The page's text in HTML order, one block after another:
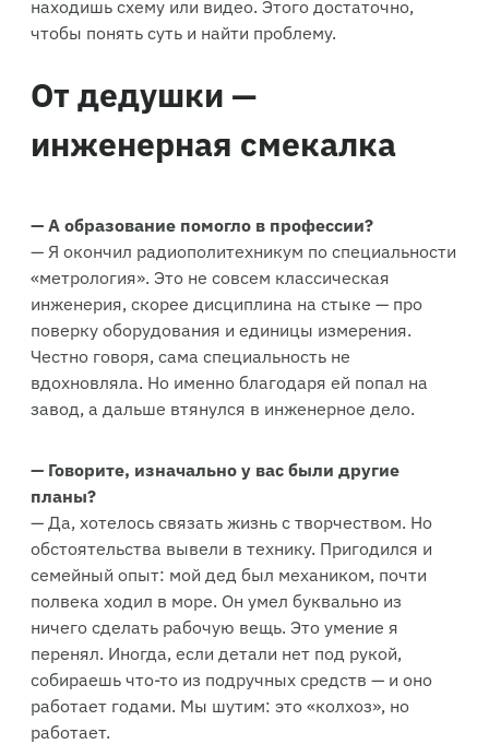
находишь схему или видео. Этого достаточно,
чтобы понять суть и найти проблему.
От дедушки —
инженерная смекалка
— А образование помогло в профессии?
— Я окончил радиополитехникум по специальности
«метрология». Это не совсем классическая
инженерия, скорее дисциплина на стыке — про
поверку оборудования и единицы измерения.
Честно говоря, сама специальность не
вдохновляла. Но именно благодаря ей попал на
завод, а дальше втянулся в инженерное дело.
— Говорите, изначально у вас были другие
планы?
— Да, хотелось связать жизнь с творчеством. Но
обстоятельства вывели в технику. Пригодился и
семейный опыт: мой дед был механиком, почти
полвека ходил в море. Он умел буквально из
ничего сделать рабочую вещь. Это умение я
перенял. Иногда, если детали нет под рукой,
собираешь что-то из подручных средств — и оно
работает годами. Мы шутим: это «колхоз», но
работает.